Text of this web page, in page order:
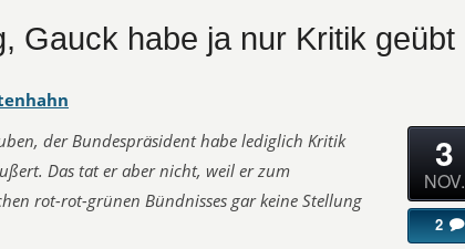
Gauck habe ja nur Kritik geübt
der Bundespräsident habe lediglich Kritik
Das tat er aber nicht, weil er zum
rot-rot-grünen Bündnisses gar keine Stellung
3
NOV.
2